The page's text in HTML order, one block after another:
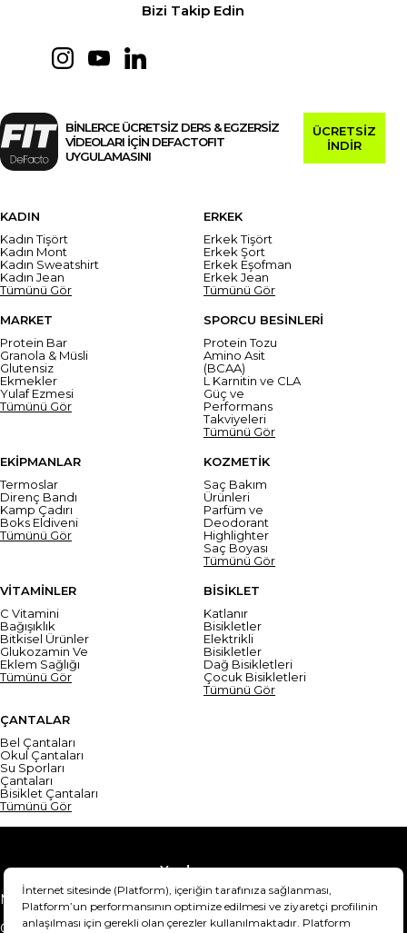
Bizi Takip Edin
BİNLERCE ÜCRETSİZ DERS & EGZERSİZ
VİDEOLARI İÇİN DEFACTOFIT
UYGULAMASINI
ÜCRETSİZ
İNDİR
KADIN
Kadın Tişört
Kadın Mont
Kadın Sweatshirt
Kadın Jean
Tümünü Gör
ERKEK
Erkek Tişört
Erkek Şort
Erkek Eşofman
Erkek Jean
Tümünü Gör
MARKET
Protein Bar
Granola & Müsli
Glutensiz
Ekmekler
Yulaf Ezmesi
Tümünü Gör
SPORCU BESİNLERİ
Protein Tozu
Amino Asit
(BCAA)
L Karnitin ve CLA
Güç ve
Performans
Takviyeleri
Tümünü Gör
EKİPMANLAR
Termoslar
Direnç Bandı
Kamp Çadırı
Boks Eldiveni
Tümünü Gör
KOZMETİK
Saç Bakım
Ürünleri
Parfüm ve
Deodorant
Highlighter
Saç Boyası
Tümünü Gör
VİTAMİNLER
C Vitamini
Bağışıklık
Bitkisel Ürünler
Glukozamin Ve
Eklem Sağlığı
Tümünü Gör
BİSİKLET
Katlanır
Bisikletler
Elektrikli
Bisikletler
Dağ Bisikletleri
Çocuk Bisikletleri
Tümünü Gör
ÇANTALAR
Bel Çantaları
Okul Çantaları
Su Sporları
Çantaları
Bisiklet Çantaları
Tümünü Gör
Yardım
Mesafeli Satış Sözleşmesi
Teslimat Bilgisi
Gizlilik Sözleşmesi
Şartlar & Koşullar